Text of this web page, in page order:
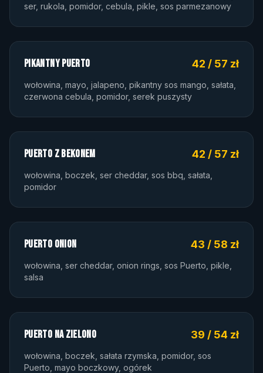
ser, rukola, pomidor, cebula, pikle, sos parmezanowy
PIKANTNY PUERTO 42 / 57 zł
wołowina, mayo, jalapeno, pikantny sos mango, sałata,
czerwona cebula, pomidor, serek puszysty
PUERTO Z BEKONEM 42 / 57 zł
wołowina, boczek, ser cheddar, sos bbq, sałata,
pomidor
PUERTO ONION 43 / 58 zł
wołowina, ser cheddar, onion rings, sos Puerto, pikle,
salsa
PUERTO NA ZIELONO 39 / 54 zł
wołowina, boczek, sałata rzymska, pomidor, sos
Puerto, mayo boczkowy, ogórek